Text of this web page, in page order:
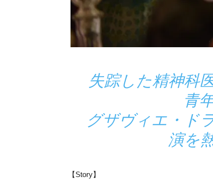
失踪した精神科
青
グザヴィエ・ド
演を
【Story】